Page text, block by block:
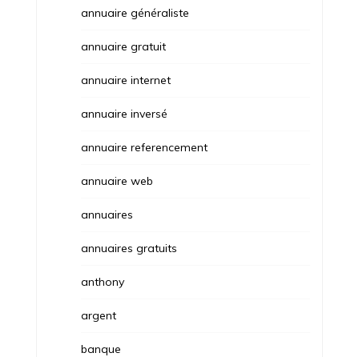
annuaire généraliste
annuaire gratuit
annuaire internet
annuaire inversé
annuaire referencement
annuaire web
annuaires
annuaires gratuits
anthony
argent
banque